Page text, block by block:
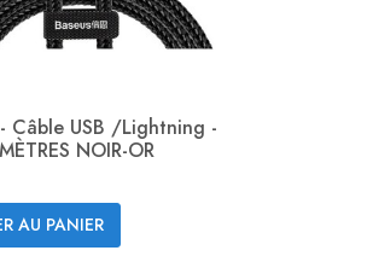
- Câble USB /Lightning -
NOIR-OR
AU PANIER